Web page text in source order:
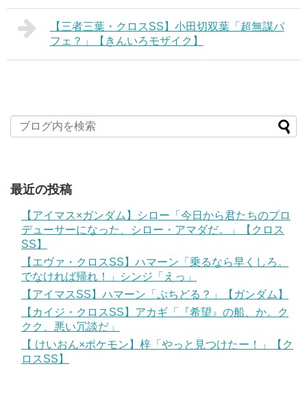
【三者三葉・クロスSS】小田切双葉「超無謀パ
フェ？」【きんいろモザイク】
最近の投稿
【アイマス×ガンダム】シロー「今日から君たちのプロ
デューサーになった、シロー・アマダだ。」【クロス
SS】
【エヴァ・クロスSS】ハマーン「乗るなら早くしろ。
でなければ帰れ！」シンジ「えっ」
【アイマスSS】ハマーン「ぷちどる？」【ガンダム】
【カイジ・クロスSS】アカギ「『希望』の船、か。ク
クク、悪い冗談だ」
【 けいおん×ポケモン】梓「やっと見つけたー！」【ク
ロスSS】